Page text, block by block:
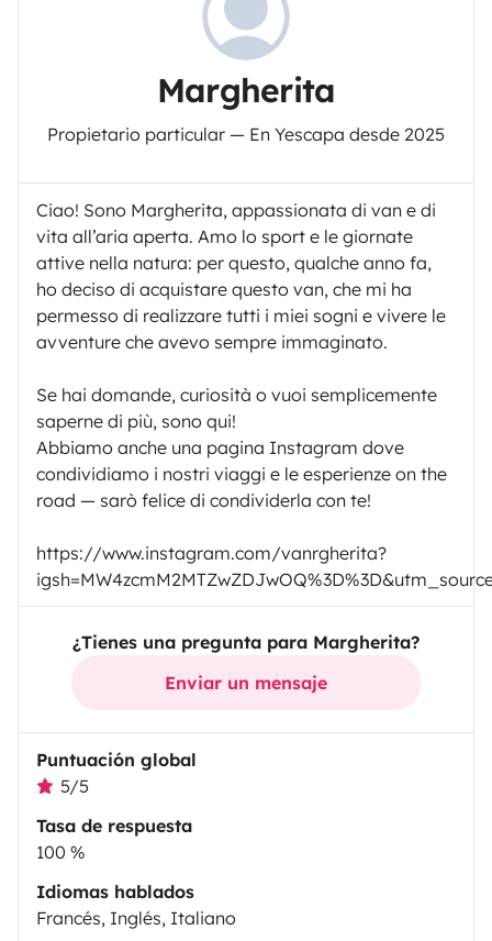
Margherita
Propietario particular — En Yescapa desde 2025
Ciao! Sono Margherita, appassionata di van e di
vita all’aria aperta. Amo lo sport e le giornate
attive nella natura: per questo, qualche anno fa,
ho deciso di acquistare questo van, che mi ha
permesso di realizzare tutti i miei sogni e vivere le
avventure che avevo sempre immaginato.
Se hai domande, curiosità o vuoi semplicemente
saperne di più, sono qui!
Abbiamo anche una pagina Instagram dove
condividiamo i nostri viaggi e le esperienze on the
road — sarò felice di condividerla con te!
https://www.instagram.com/vanrgherita?
¿Tienes una pregunta para Margherita?
Enviar un mensaje
Puntuación global
5/5
Tasa de respuesta
100 %
Idiomas hablados
Francés, Inglés, Italiano